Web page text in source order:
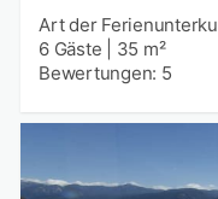
Art der
6 Gäste
35 m²
Bewertungen: 5